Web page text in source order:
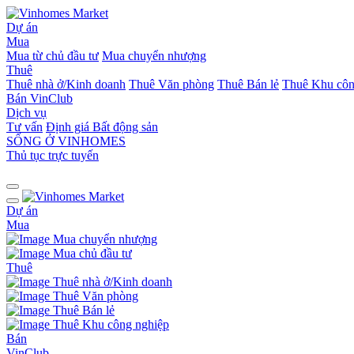
Dự án
Mua
Mua từ chủ đầu tư Mua chuyển nhượng
Thuê
Thuê nhà ở/Kinh doanh Thuê Văn phòng Thuê Bán lẻ Thuê Khu
Bán VinClub
Dịch vụ
Tư vấn Định giá Bất động sản
SỐNG Ở VINHOMES
Thủ tục trực tuyến
Dự án
Mua
Mua chuyển nhượng
Mua chủ đầu tư
Thuê
Thuê nhà ở/Kinh doanh
Thuê Văn phòng
Thuê Bán lẻ
Thuê Khu công nghiệp
Bán